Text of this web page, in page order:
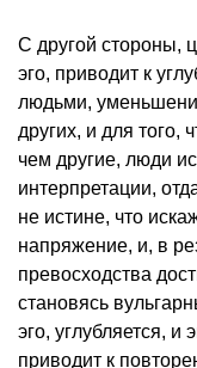
С другой стороны,
эго, приводит к
людьми,
других, и для того,
чем другие, люди
интерпретации,
не истине, что
напряжение, и, в
превосходства
становясь
эго, углубляется, и
приводит к